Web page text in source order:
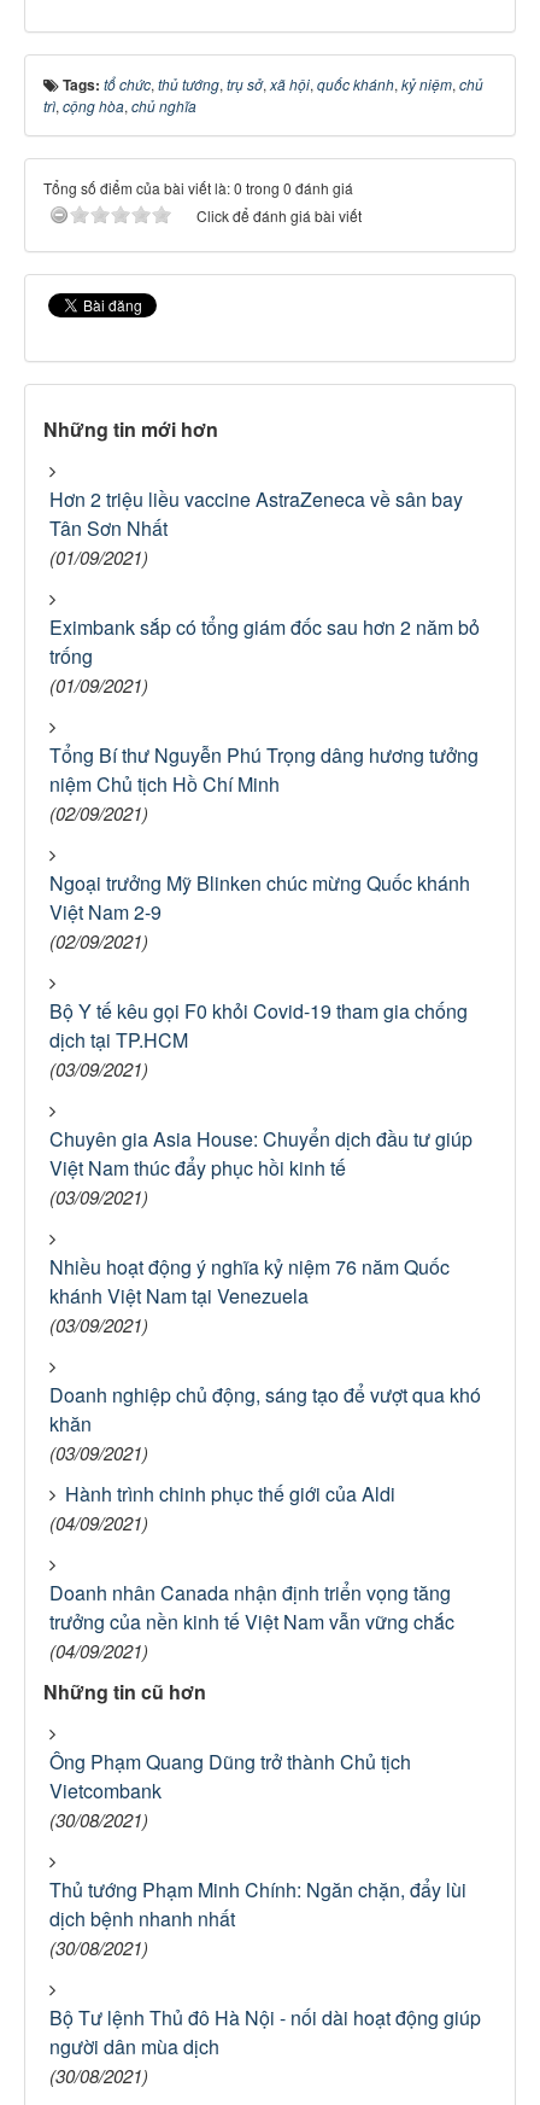
Tags: tổ chức, thủ tướng, trụ sở, xã hội, quốc khánh, kỷ niệm, chủ
trì, cộng hòa, chủ nghĩa
Tổng số điểm của bài viết là: 0 trong 0 đánh giá
Click để đánh giá bài viết
Những tin mới hơn
Hơn 2 triệu liều vaccine AstraZeneca về sân bay
Tân Sơn Nhất
(01/09/2021)
Eximbank sắp có tổng giám đốc sau hơn 2 năm bỏ
trống
(01/09/2021)
Tổng Bí thư Nguyễn Phú Trọng dâng hương tưởng
niệm Chủ tịch Hồ Chí Minh
(02/09/2021)
Ngoại trưởng Mỹ Blinken chúc mừng Quốc khánh
Việt Nam 2-9
(02/09/2021)
Bộ Y tế kêu gọi F0 khỏi Covid-19 tham gia chống
dịch tại TP.HCM
(03/09/2021)
Chuyên gia Asia House: Chuyển dịch đầu tư giúp
Việt Nam thúc đẩy phục hồi kinh tế
(03/09/2021)
Nhiều hoạt động ý nghĩa kỷ niệm 76 năm Quốc
khánh Việt Nam tại Venezuela
(03/09/2021)
Doanh nghiệp chủ động, sáng tạo để vượt qua khó
khăn
(03/09/2021)
Hành trình chinh phục thế giới của Aldi
(04/09/2021)
Doanh nhân Canada nhận định triển vọng tăng
trưởng của nền kinh tế Việt Nam vẫn vững chắc
(04/09/2021)
Những tin cũ hơn
Ông Phạm Quang Dũng trở thành Chủ tịch
Vietcombank
(30/08/2021)
Thủ tướng Phạm Minh Chính: Ngăn chặn, đẩy lùi
dịch bệnh nhanh nhất
(30/08/2021)
Bộ Tư lệnh Thủ đô Hà Nội - nối dài hoạt động giúp
người dân mùa dịch
(30/08/2021)